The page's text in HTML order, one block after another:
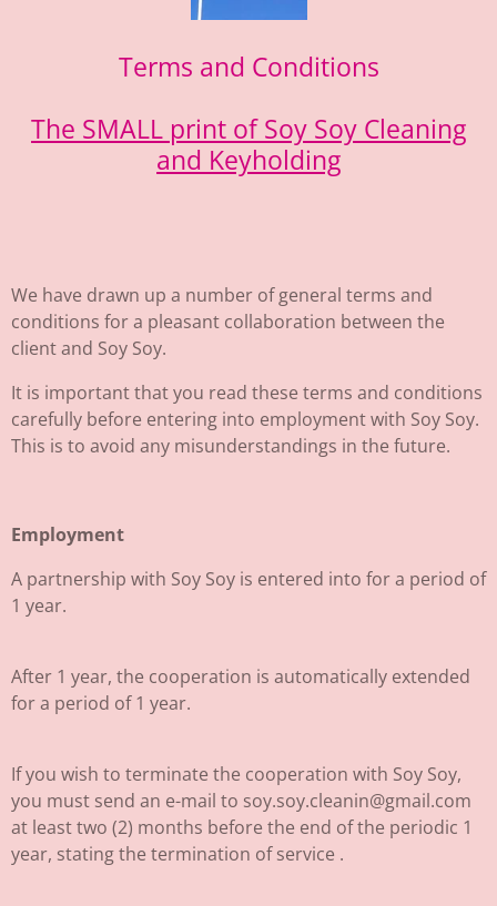
Terms and Conditions
The SMALL print of Soy Soy Cleaning
and Keyholding
We have drawn up a number of general terms and
conditions for a pleasant collaboration between the
client and Soy Soy.
It is important that you read these terms and conditions
carefully before entering into employment with Soy Soy.
This is to avoid any misunderstandings in the future.
Employment
A partnership with Soy Soy is entered into for a period of
1 year.
After 1 year, the cooperation is automatically extended
for a period of 1 year.
If you wish to terminate the cooperation with Soy Soy,
you must send an e-mail to soy.soy.cleanin@gmail.com
at least two (2) months before the end of the periodic 1
year, stating the termination of service .